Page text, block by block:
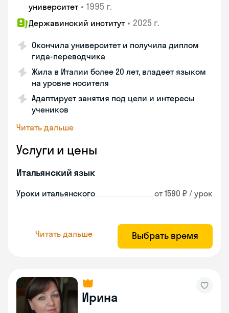
университет • 1995 г.
Державинский институт • 2025 г.
Окончила университет и получила диплом
гида-переводчика
Жила в Италии более 20 лет, владеет языком
на уровне носителя
Адаптирует занятия под цели и интересы
учеников
Читать дальше
Услуги и цены
Итальянский язык
Уроки итальянского от 1590 ₽ / урок
Читать дальше Выбрать время
Ирина